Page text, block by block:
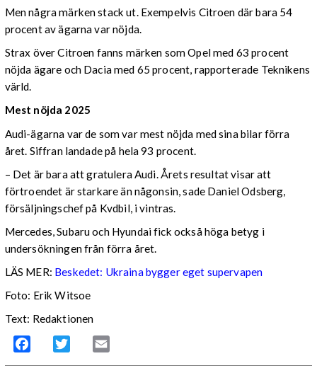
Men några märken stack ut. Exempelvis Citroen där bara 54
procent av ägarna var nöjda.
Strax över Citroen fanns märken som Opel med 63 procent
nöjda ägare och Dacia med 65 procent, rapporterade Teknikens
värld.
Mest nöjda 2025
Audi-ägarna var de som var mest nöjda med sina bilar förra
året. Siffran landade på hela 93 procent.
– Det är bara att gratulera Audi. Årets resultat visar att
förtroendet är starkare än någonsin, sade Daniel Odsberg,
försäljningschef på Kvdbil, i vintras.
Mercedes, Subaru och Hyundai fick också höga betyg i
undersökningen från förra året.
LÄS MER: Beskedet: Ukraina bygger eget supervapen
Foto: Erik Witsoe
Text: Redaktionen
Facebook Twitter